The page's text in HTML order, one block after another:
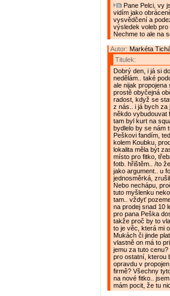
Pane Pelci, vy
vidím jako
vysvědčení a
výsledek voleb
Nechme to ale na
Autor: Markéta
Titulek:
Dobrý den, i já si
nedělám.. také
ale nijak propojena
prostě obyčejná
radost, když se
z nás.. i já bych za
někdo vybudouvat
tam byl kurt na
bydlelo by se nám
Peškovi fandím,
kolem Koubku,
lokalita měla být
místo pro fitko,
fotb. hřištěm.. /to
jako argument.. u
jednosměrká,
Nebo nechápu,
tuto myšlenku
tam.. vždyť
na prodej snad 10
pro pana Peška
takže proč by to
to je věc, která mi
Mukách či jinde
vlastně on má to
jemu za tuto
pro ostatní, kterou
opravdu v
firmě? Všechny
na nové fitko..
mám pocit, že tu